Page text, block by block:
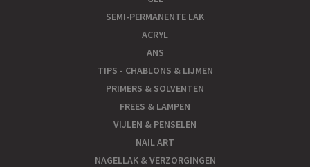
SEMI-PERMANENTE LAK
ACRYL
ANS
TIPS - CHABLONS & LIJMEN
PRIMERS & SOLVENTEN
FREES & LAMPEN
VIJLEN & PENSELEN
NAIL ART
NAGELLAK & VERZORGINGEN